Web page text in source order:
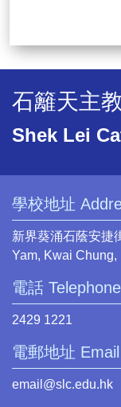
石籬天主
Shek Lei
學校地址
新界葵涌石蔭安捷
Yam, Kwai Chung,
電話 Telephone
2429 1221
電郵地址 Email
email@slc.edu.hk